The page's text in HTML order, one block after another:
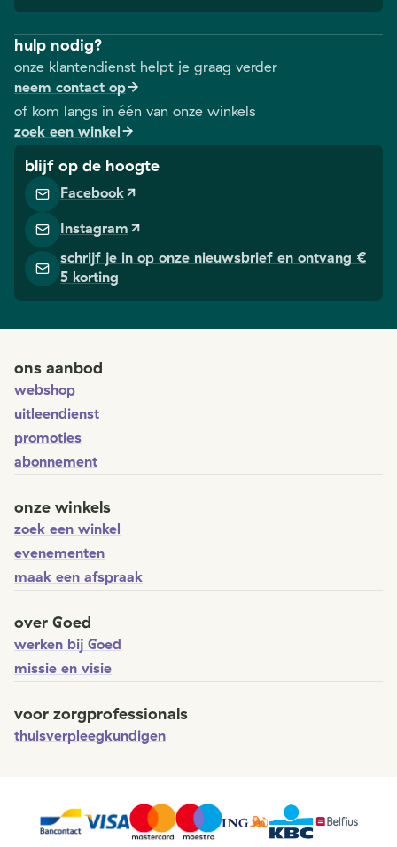
hulp nodig?
onze klantendienst helpt je graag verder
neem contact op
of kom langs in één van onze winkels
zoek een winkel
blijf op de hoogte
Facebook
Instagram
schrijf je in op onze nieuwsbrief en ontvang €
5 korting
ons aanbod
webshop
uitleendienst
promoties
abonnement
onze winkels
zoek een winkel
evenementen
maak een afspraak
over Goed
werken bij Goed
missie en visie
voor zorgprofessionals
thuisverpleegkundigen